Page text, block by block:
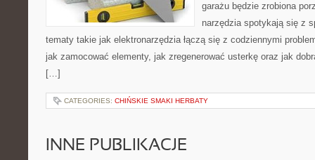
garażu będzie zrobiona
narzędzia spotykają się z
tematy takie jak elektronarzędzia łączą się z codziennymi
jak zamocować elementy, jak zregenerować usterkę oraz jak
[…]
CATEGORIES: CHIŃSKIE SMAKI HERBATY
INNE PUBLIKACJE